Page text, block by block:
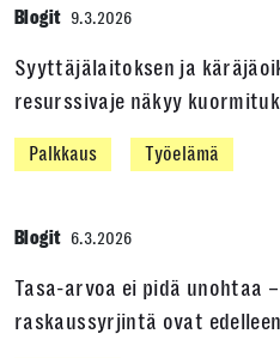
Blogit 9.3.2026
Syyttäjälaitoksen ja
resurssivaje näkyy
Palkkaus Työelämä
Blogit 6.3.2026
Tasa-arvoa ei pidä unohtaa
raskaussyrjintä ovat